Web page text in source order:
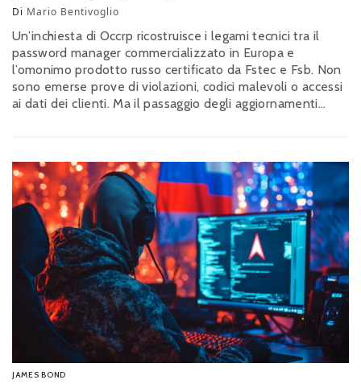
Di Mario Bentivoglio
Un’inchiesta di Occrp ricostruisce i legami tecnici tra il
password manager commercializzato in Europa e
l’omonimo prodotto russo certificato da Fstec e Fsb. Non
sono emerse prove di violazioni, codici malevoli o accessi
ai dati dei clienti. Ma il passaggio degli aggiornamenti
JAMES BOND